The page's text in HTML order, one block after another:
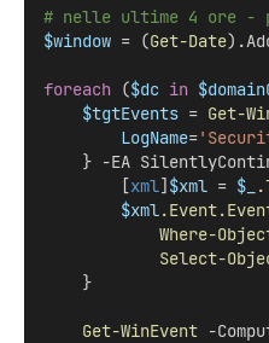
# nelle ultime 4 ore -
$window = (Get-Date
foreach ($dc in
$tgtEvents = Get-
LogName=
} -EA
        [
xml] $xml = $_
$xml
Where-
Select-
    }
Get-WinEvent -